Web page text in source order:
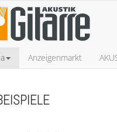
Anzeigenmarkt